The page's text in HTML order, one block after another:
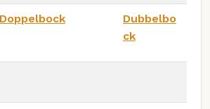
Dubbelbo
ck